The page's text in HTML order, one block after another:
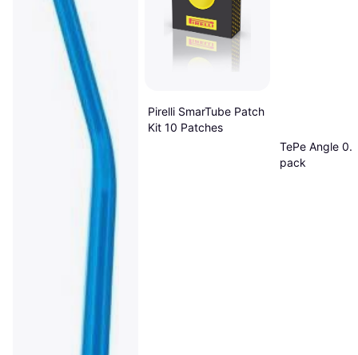
Pirelli SmarTube Patch
Kit 10 Patches
TePe Angle
pack